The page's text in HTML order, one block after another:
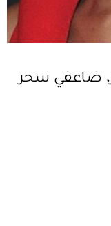
ضاعفي سحر